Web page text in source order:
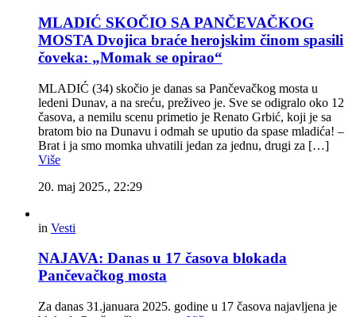
MLADIĆ SKOČIO SA PANČEVAČKOG
MOSTA Dvojica braće herojskim činom spasili
čoveka: „Momak se opirao“
MLADIĆ (34) skočio je danas sa Pančevačkog mosta u
ledeni Dunav, a na sreću, preživeo je. Sve se odigralo oko 12
časova, a nemilu scenu primetio je Renato Grbić, koji je sa
bratom bio na Dunavu i odmah se uputio da spase mladića! –
Brat i ja smo momka uhvatili jedan za jednu, drugi za […]
Više
20. maj 2025., 22:29
in Vesti
NAJAVA: Danas u 17 časova blokada
Pančevačkog mosta
Za danas 31.januara 2025. godine u 17 časova najavljena je